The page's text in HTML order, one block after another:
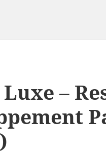
Luxe –